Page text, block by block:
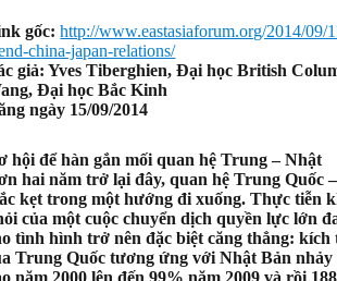
gốc:http://www.eastasiaforum.org/2014/09/
china-japan-relations/
giả: Yves Tiberghien, Đại học British
Đại học Bắc Kinh
ngày 15/09/2014
hội để hàn gắn mối quan hệ Trung – Nhật
hai năm trở lại đây, quan hệ Trung Quốc
kẹt trong một hướng đi xuống. Thực tiễn
của một cuộc chuyển dịch quyền lực lớn
tình hình trở nên đặc biệt căng thẳng:
Trung Quốc tương ứng với Nhật Bản nhảy